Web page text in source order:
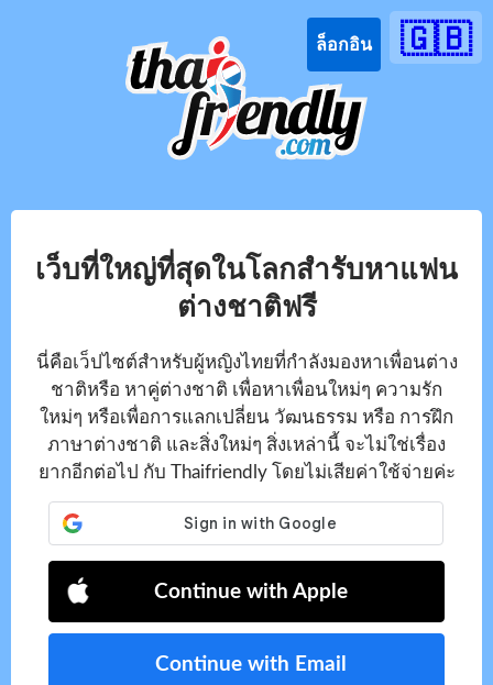
🇬🇧
ล็อกอิน
เว็บที่ใหญ่ที่สุดในโลกสำรับหาแฟน
ต่างชาติฟรี
นี่คือเว็ปไซต์สำหรับผู้หญิงไทยที่กำลังมองหาเพื่อนต่าง
ชาติหรือ หาคู่ต่างชาติ เพื่อหาเพื่อนใหม่ๆ ความรัก
ใหม่ๆ หรือเพื่อการแลกเปลี่ยน วัฒนธรรม หรือ การฝึก
ภาษาต่างชาติ และสิ่งใหม่ๆ สิ่งเหล่านี้ จะไม่ใช่เรื่อง
ยากอีกต่อไป กับ Thaifriendly โดยไม่เสียค่าใช้จ่ายค่ะ
Continue with Apple
Continue with Email